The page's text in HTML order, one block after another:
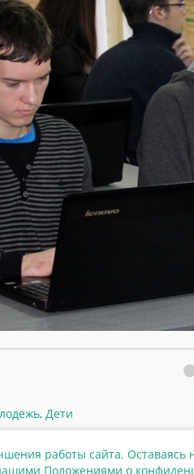
, Дети
работы сайта.
Положениями о